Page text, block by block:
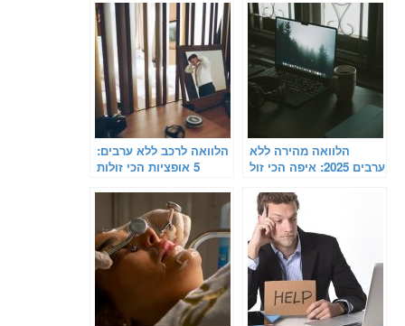
לנשימה
הלוואה לרכב ללא ערבים:
5 אופציות הכי זולות
הלוואה מהירה ללא
ערבים 2025: איפה הכי זול